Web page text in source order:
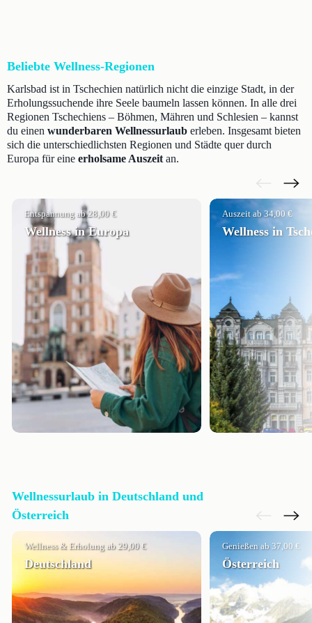
Beliebte Wellness-Regionen
Karlsbad ist in Tschechien natürlich nicht die einzige Stadt, in der
Erholungssuchende ihre Seele baumeln lassen können. In alle drei
Regionen Tschechiens – Böhmen, Mähren und Schlesien – kannst
du einen wunderbaren Wellnessurlaub erleben. Insgesamt bieten
sich die unterschiedlichsten Regionen und Städte quer durch
Europa für eine erholsame Auszeit an.
Entspannung ab 28,00 €
Wellness in Europa
Auszeit ab 34,00 €
Wellness in
Wellnessurlaub in Deutschland und
Österreich
Wellness & Erholung ab 29,00 €
Deutschland
Genießen ab 37,00 €
Österreich